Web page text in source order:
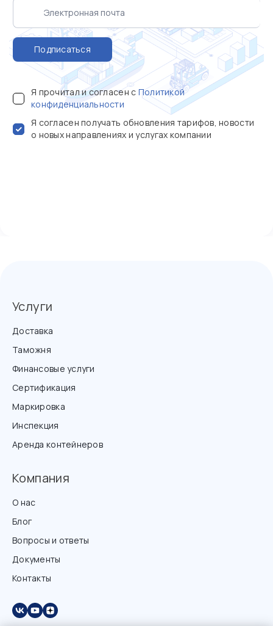
Подписаться
Я прочитал и согласен с Политикой
конфиденциальности
Я согласен получать обновления тарифов, новости
о новых направлениях и услугах компании
Услуги
Доставка
Таможня
Финансовые услуги
Сертификация
Маркировка
Инспекция
Аренда контейнеров
Компания
О нас
Блог
Вопросы и ответы
Документы
Контакты